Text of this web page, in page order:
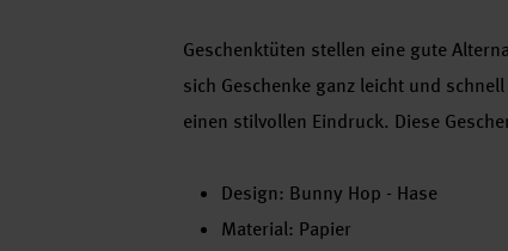
Geschenktüten stellen eine gute
sich Geschenke ganz leicht und
einen stilvollen Eindruck. Diese
Design: Bunny Hop - Hase
Material: Papier